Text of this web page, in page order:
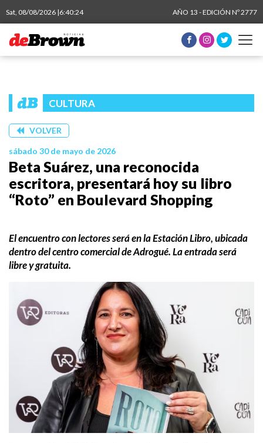
Sat, 08/08/2026 |6:40:24 AÑO 13 - EDICIÓN Nº 2777
CULTURA
VOLVER
sábado 30 de mayo de 2026
Beta Suárez, una reconocida
escritora, presentará hoy su libro
“Roto” en Boulevard Shopping
El encuentro con lectores será en la Estación Libro, ubicada
dentro del centro comercial de Adrogué. La entrada será
libre y gratuita.